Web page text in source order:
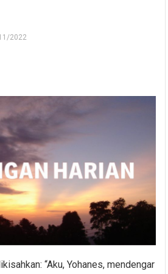
2022
“Aku, Yohanes, mendengar